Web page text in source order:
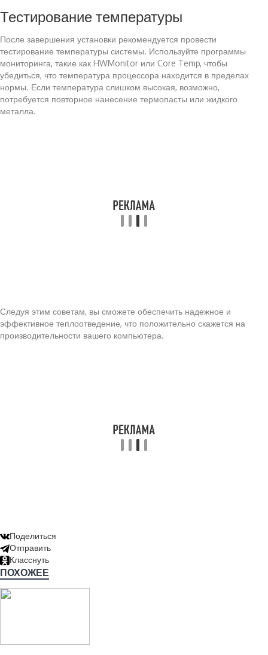
Тестирование температуры
После завершения установки рекомендуется провести
тестирование температуры системы. Используйте программы
мониторинга, такие как HWMonitor или Core Temp, чтобы
убедиться, что температура процессора находится в пределах
нормы. Если температура слишком высокая, возможно,
потребуется повторное нанесение термопасты или жидкого
металла.
Следуя этим советам, вы сможете обеспечить надежное и
эффективное теплоотведение, что положительно скажется на
производительности вашего компьютера.
Поделиться
Отправить
Класснуть
ПОХОЖЕЕ